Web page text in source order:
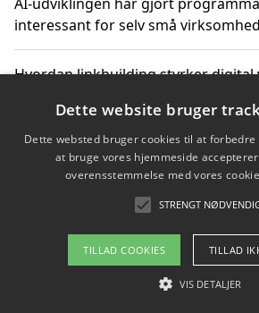
interessant for selv små
Hvordan linkbuilding styrker
Sådan har udviklingen inden for
ændret sig
Copyright 2026 -
Om / kontakt
Dette website bruger
Dette websted bruger cookies til at
at bruge vores hjemmeside
overensstemmelse med vores
STRENGT
TILLAD COOKIES TILLAD
VIS DETALJER